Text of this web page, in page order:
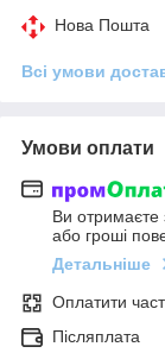
Нова Пошта
Всі умови
Умови оплати
Ви отримаєте
або гроші
Детальніше
Оплатити
Післяплата